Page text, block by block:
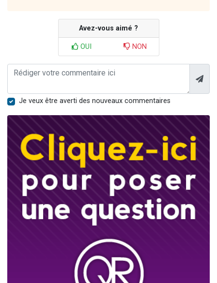
Avez-vous aimé ?
OUI NON
Je veux être averti des nouveaux commentaires